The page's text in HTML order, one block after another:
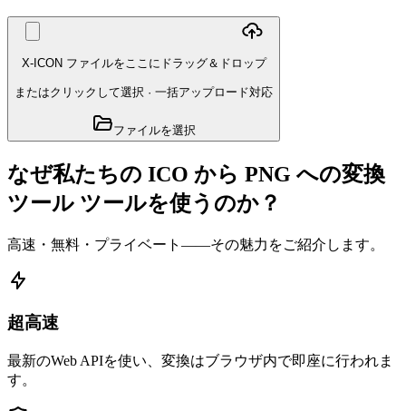
X-ICON ファイルをここにドラッグ＆ドロップ
またはクリックして選択 · 一括アップロード対応
ファイルを選択
なぜ私たちの ICO から PNG への変換
ツール ツールを使うのか？
高速・無料・プライベート——その魅力をご紹介します。
超高速
最新のWeb APIを使い、変換はブラウザ内で即座に行われま
す。